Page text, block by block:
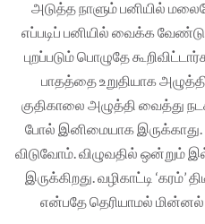
அடுத்த நாளும் பனியில்
எப்படிப் பனியில் வைக்க
புறப்படும் பொழுதே
பாதத்தை உறுதியாக
குதிகாலை அழுத்தி வைத்து
போல் இனிமையாக இருக்காது.
விடுவோம். விழுவதில் ஒன்றும்
இருக்கிறது. வழிகாட்டி ‘கரம்’
என்பதே தெரியாமல் மின்னல்